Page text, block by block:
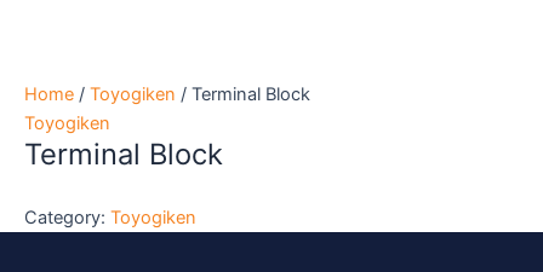
Home / Toyogiken / Terminal Block
Toyogiken
Terminal Block
Category: Toyogiken